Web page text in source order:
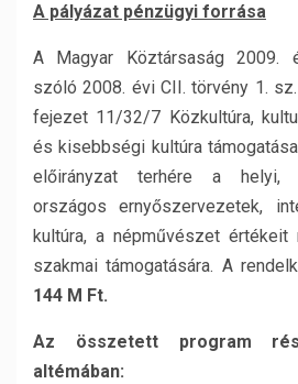
A pályázat pénzügyi forrása
A Magyar Köztársaság 2009.
szóló 2008. évi CII. törvény 1.
fejezet 11/32/7 Közkultúra,
és kisebbségi kultúra
előirányzat terhére a helyi,
országos ernyőszervezetek,
kultúra, a népművészet értékeit
szakmai támogatására. A
144 M Ft.
Az összetett program
altémában: